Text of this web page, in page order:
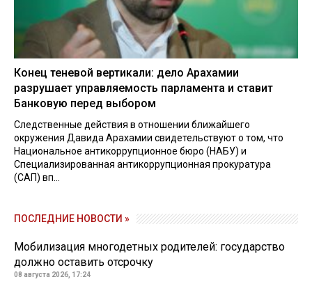
Конец теневой вертикали: дело Арахамии
разрушает управляемость парламента и ставит
Банковую перед выбором
Следственные действия в отношении ближайшего
окружения Давида Арахамии свидетельствуют о том, что
Национальное антикоррупционное бюро (НАБУ) и
Специализированная антикоррупционная прокуратура
(САП) вп...
ПОСЛЕДНИЕ НОВОСТИ »
Мобилизация многодетных родителей: государство
должно оставить отсрочку
08 августа 2026, 17:24